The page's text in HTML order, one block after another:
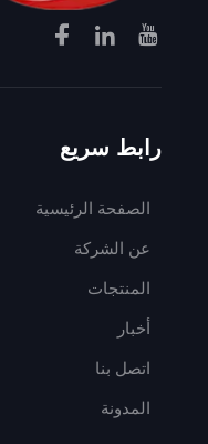
رابط سريع
الصفحة الرئيسية
عن الشركة
المنتجات
أخبار
اتصل بنا
المدونة